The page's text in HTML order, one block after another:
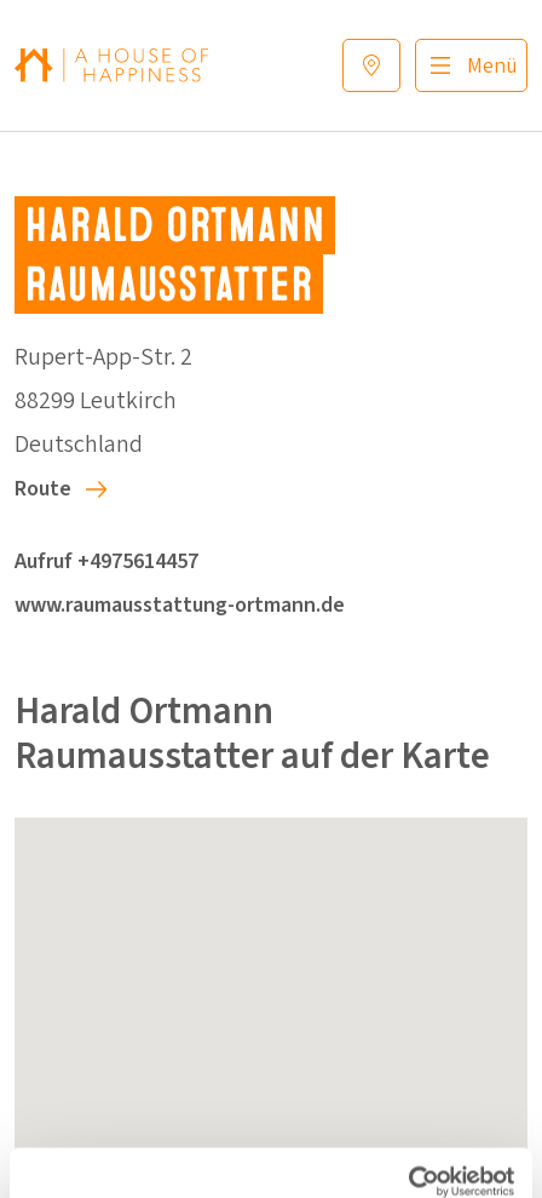
Menü
Harald Ortmann
Raumausstatter
Rupert-App-Str. 2
88299 Leutkirch
Deutschland
Route
Aufruf +4975614457
www.raumausstattung-ortmann.de
Harald Ortmann
Raumausstatter auf der Karte